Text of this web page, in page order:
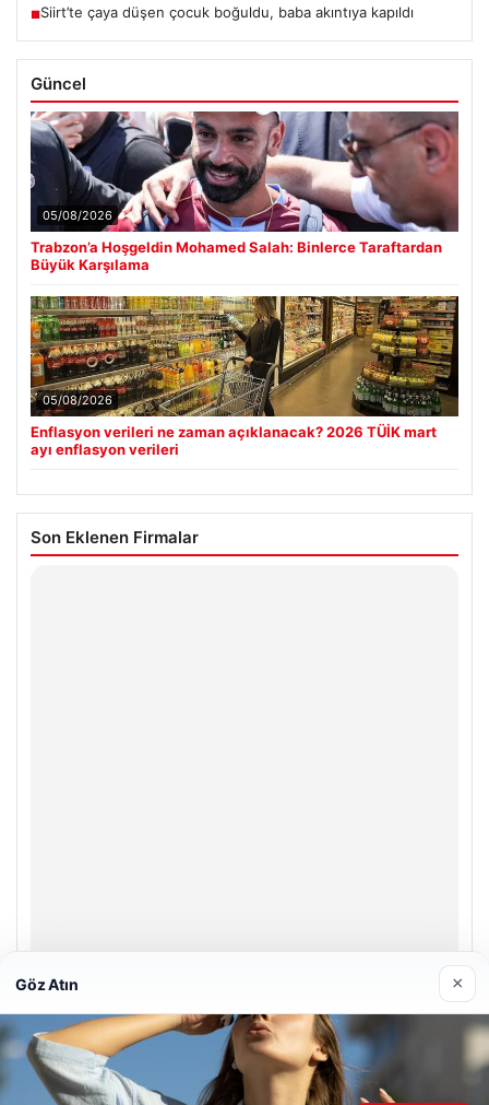
■Siirt’te çaya düşen çocuk boğuldu, baba akıntıya kapıldı
Güncel
05/08/2026
Trabzon’a Hoşgeldin Mohamed Salah: Binlerce Taraftardan
Büyük Karşılama
05/08/2026
Enflasyon verileri ne zaman açıklanacak? 2026 TÜİK mart
ayı enflasyon verileri
Son Eklenen Firmalar
Enes Kaplan Avukatlık Bürosu
28/04/2026
Göz Atın ×